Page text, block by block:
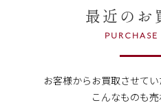
最近のお
PURCHASE
お客様からお買取させてい
こんなものも